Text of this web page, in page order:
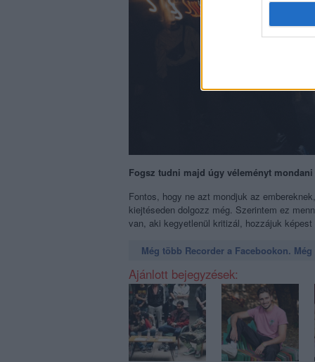
Fogsz tudni majd úgy véleményt
Fontos, hogy ne azt mondjuk az
kiejtéseden dolgozz még. Szerintem ez
van, aki kegyetlenül kritizál, hozzájuk
Még több Recorder a Facebookon.
Ajánlott bejegyzések: